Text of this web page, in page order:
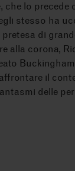
lo
stesso ha
di
alla corona,
il
delle